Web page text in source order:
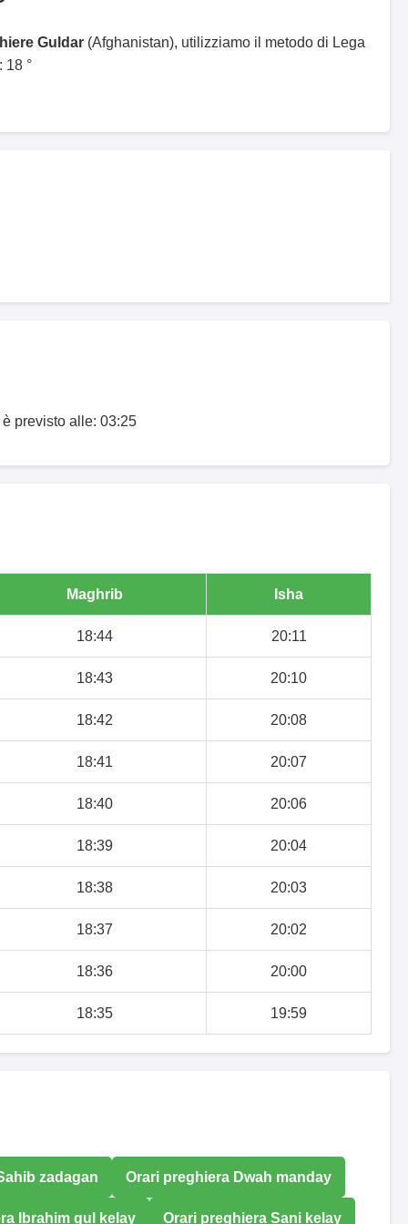
Guldar (Afghanistan), utilizziamo il metodo di Lega
18 °
previsto alle: 03:25
Maghrib Isha
18:44 20:11
18:43 20:10
18:42 20:08
18:41 20:07
18:40 20:06
18:39 20:04
18:38 20:03
18:37 20:02
18:36 20:00
18:35 19:59
zadagan Orari preghiera Dwah manday
Ibrahim gul kelay Orari preghiera Sani kelay